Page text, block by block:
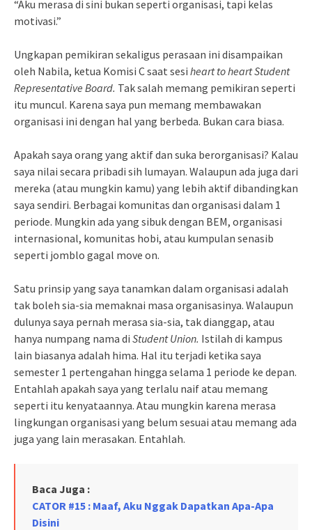
“Aku merasa di sini bukan seperti organisasi, tapi kelas
motivasi.”
Ungkapan pemikiran sekaligus perasaan ini disampaikan
oleh Nabila, ketua Komisi C saat sesi heart to heart Student
Representative Board. Tak salah memang pemikiran seperti
itu muncul. Karena saya pun memang membawakan
organisasi ini dengan hal yang berbeda. Bukan cara biasa.
Apakah saya orang yang aktif dan suka berorganisasi? Kalau
saya nilai secara pribadi sih lumayan. Walaupun ada juga dari
mereka (atau mungkin kamu) yang lebih aktif dibandingkan
saya sendiri. Berbagai komunitas dan organisasi dalam 1
periode. Mungkin ada yang sibuk dengan BEM, organisasi
internasional, komunitas hobi, atau kumpulan senasib
seperti jomblo gagal move on.
Satu prinsip yang saya tanamkan dalam organisasi adalah
tak boleh sia-sia memaknai masa organisasinya. Walaupun
dulunya saya pernah merasa sia-sia, tak dianggap, atau
hanya numpang nama di Student Union. Istilah di kampus
lain biasanya adalah hima. Hal itu terjadi ketika saya
semester 1 pertengahan hingga selama 1 periode ke depan.
Entahlah apakah saya yang terlalu naif atau memang
seperti itu kenyataannya. Atau mungkin karena merasa
lingkungan organisasi yang belum sesuai atau memang ada
juga yang lain merasakan. Entahlah.
Baca Juga :
CATOR #15 : Maaf, Aku Nggak Dapatkan Apa-Apa
Disini